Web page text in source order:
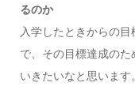
るのか
入学したときからの
で、その目標達成の
いきたいなと思います。